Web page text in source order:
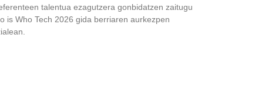
talentua ezagutzera gonbidatzen zaitugu
is Who Tech 2026 gida berriaren aurkezpen